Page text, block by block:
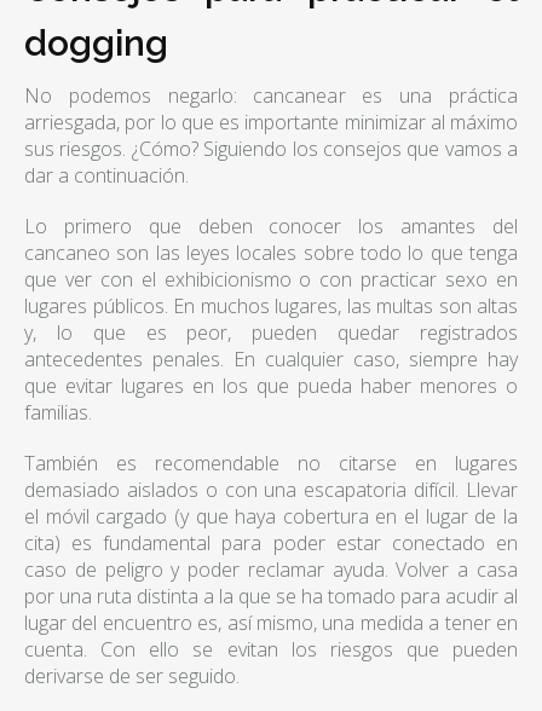
dogging
No podemos negarlo: cancanear es una práctica
arriesgada, por lo que es importante minimizar al máximo
sus riesgos. ¿Cómo? Siguiendo los consejos que vamos a
dar a continuación.
Lo primero que deben conocer los amantes del
cancaneo son las leyes locales sobre todo lo que tenga
que ver con el exhibicionismo o con practicar sexo en
lugares públicos. En muchos lugares, las multas son altas
y, lo que es peor, pueden quedar registrados
antecedentes penales. En cualquier caso, siempre hay
que evitar lugares en los que pueda haber menores o
familias.
También es recomendable no citarse en lugares
demasiado aislados o con una escapatoria difícil. Llevar
el móvil cargado (y que haya cobertura en el lugar de la
cita) es fundamental para poder estar conectado en
caso de peligro y poder reclamar ayuda. Volver a casa
por una ruta distinta a la que se ha tomado para acudir al
lugar del encuentro es, así mismo, una medida a tener en
cuenta. Con ello se evitan los riesgos que pueden
derivarse de ser seguido.